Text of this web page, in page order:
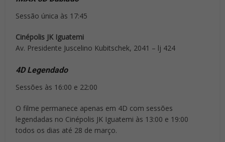
Sessão única às 17:45
Cinépolis JK Iguatemi
Av. Presidente Juscelino Kubitschek, 2041 – lj 424
4D Legendado
Sessões às 16:00 e 22:00
O filme permanece apenas em 4D com sessões
legendadas no Cinépolis JK Iguatemi às 13:00 e 19:00
todos os dias até 28 de março.